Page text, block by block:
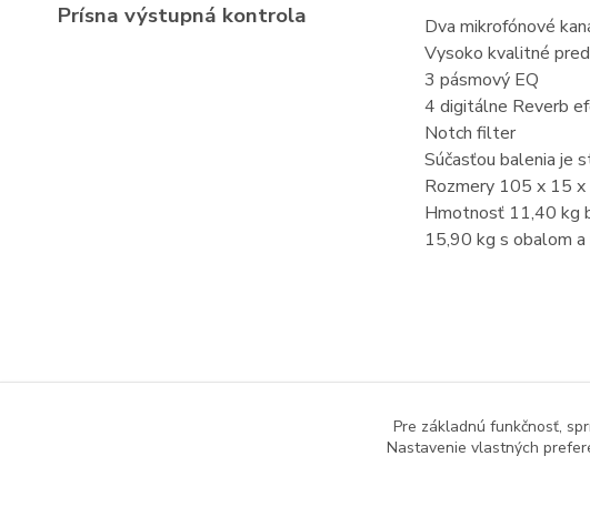
Prísna výstupná kontrola
Dva mikrofónové
Vysoko kvalitné
3 pásmový EQ
4 digitálne Reverb
Notch filter
Súčasťou balenia je
Rozmery 105 x 15 x
Hmotnosť 11,40 kg
15,90 kg s obalom
Kombá
Pre základnú funkčnosť,
Nastavenie vlastných